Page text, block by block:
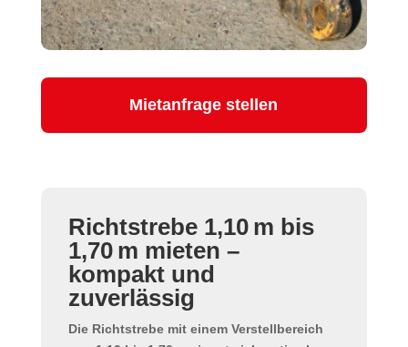
Mietanfrage stellen
Richtstrebe 1,10 m bis
1,70 m mieten –
kompakt und
zuverlässig
Die Richtstrebe mit einem Verstellbereich